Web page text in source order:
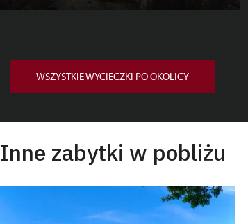
WSZYSTKIE WYCIECZKI PO OKOLICY
Inne zabytki w pobliżu